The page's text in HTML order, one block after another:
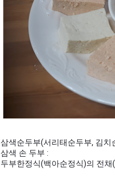
삼색순두부(서리태순두부, 김
삼색 손 두부 :
두부한정식(백아순정식)의 전